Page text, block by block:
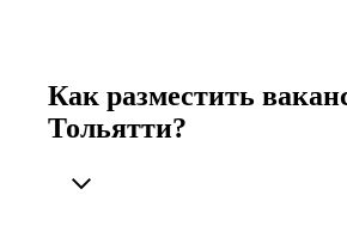
Как разместить
Тольятти?